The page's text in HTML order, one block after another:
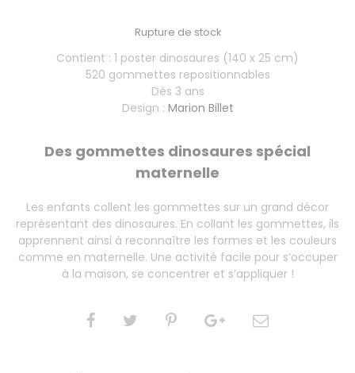
Rupture de stock
Contient : 1 poster dinosaures (140 x 25 cm)
520 gommettes repositionnables
Dès 3 ans
Design : Marion Billet
Des gommettes dinosaures spécial
maternelle
Les enfants collent les gommettes sur un grand décor
représentant des dinosaures. En collant les gommettes, ils
apprennent ainsi à reconnaître les formes et les couleurs
comme en maternelle. Une activité facile pour s’occuper
à la maison, se concentrer et s’appliquer !
SHARE